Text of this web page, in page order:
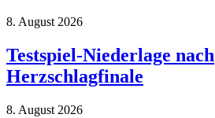
8. August 2026
Testspiel-Niederlage nach
Herzschlagfinale
8. August 2026